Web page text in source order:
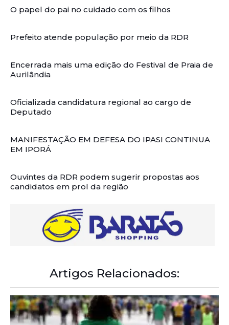
O papel do pai no cuidado com os filhos
Prefeito atende população por meio da RDR
Encerrada mais uma edição do Festival de Praia de
Aurilândia
Oficializada candidatura regional ao cargo de
Deputado
MANIFESTAÇÃO EM DEFESA DO IPASI CONTINUA
EM IPORÁ
Ouvintes da RDR podem sugerir propostas aos
candidatos em prol da região
Artigos Relacionados: